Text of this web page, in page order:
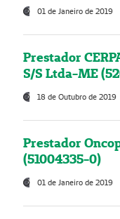
01 de Janeiro de 2019
Prestador
S/S Ltda-ME
18 de Outubro de 2019
Prestador
(51004335-0)
01 de Janeiro de 2019